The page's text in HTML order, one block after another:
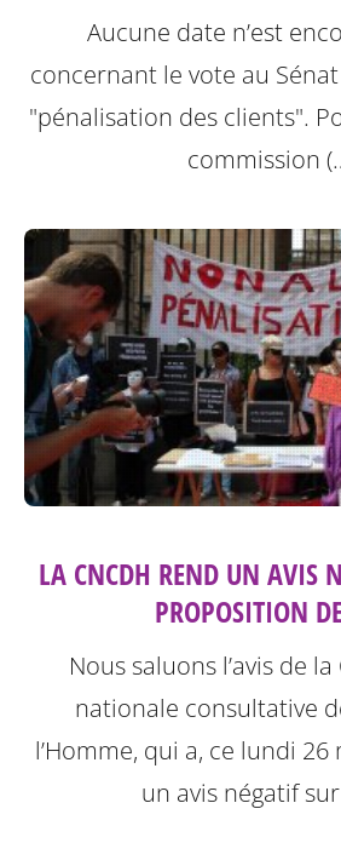
Aucune date n’est
concernant le vote au
"pénalisation des clients".
commission
LA CNCDH REND UN AVIS
PROPOSITION
Nous saluons l’avis de
nationale consultative
l’Homme, qui a, ce lundi
un avis négatif